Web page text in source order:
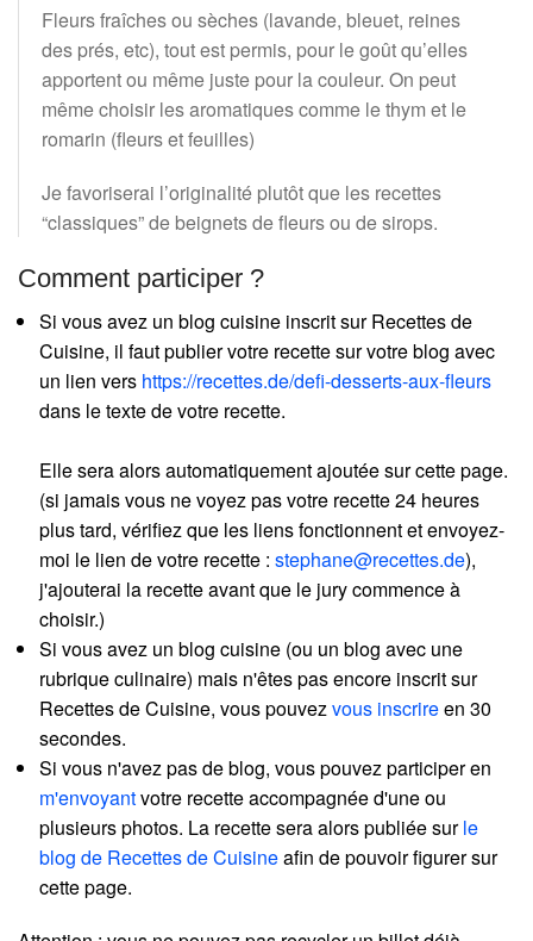
Fleurs fraîches ou sèches (lavande, bleuet, reines
des prés, etc), tout est permis, pour le goût qu’elles
apportent ou même juste pour la couleur. On peut
même choisir les aromatiques comme le thym et le
romarin (fleurs et feuilles)
Je favoriserai l’originalité plutôt que les recettes
“classiques” de beignets de fleurs ou de sirops.
Comment participer ?
Si vous avez un blog cuisine inscrit sur Recettes de
Cuisine, il faut publier votre recette sur votre blog avec
un lien vers https://recettes.de/defi-desserts-aux-fleurs
dans le texte de votre recette.
Elle sera alors automatiquement ajoutée sur cette page.
(si jamais vous ne voyez pas votre recette 24 heures
plus tard, vérifiez que les liens fonctionnent et envoyez-
moi le lien de votre recette : stephane@recettes.de),
j'ajouterai la recette avant que le jury commence à
choisir.)
Si vous avez un blog cuisine (ou un blog avec une
rubrique culinaire) mais n'êtes pas encore inscrit sur
Recettes de Cuisine, vous pouvezvous inscrireen 30
secondes.
Si vous n'avez pas de blog, vous pouvez participer en
m'envoyantvotre recette accompagnée d'une ou
plusieurs photos. La recette sera alors publiée surle
blog de Recettes de Cuisineafin de pouvoir figurer sur
cette page.